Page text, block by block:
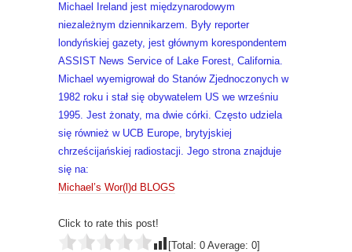
Michael Ireland jest międzynarodowym
niezależnym dziennikarzem. Były reporter
londyńskiej gazety, jest głównym korespondentem
ASSIST News Service of Lake Forest, California.
Michael wyemigrował do Stanów Zjednoczonych w
1982 roku i stał się obywatelem US we wrześniu
1995. Jest żonaty, ma dwie córki. Często udziela
się również w UCB Europe, brytyjskiej
chrześcijańskiej radiostacji. Jego strona znajduje
się na:
Michael’s Wor(l)d BLOGS
Click to rate this post!
[Total: 0 Average: 0]